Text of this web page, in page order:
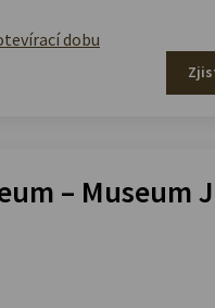
dobu
– Museum